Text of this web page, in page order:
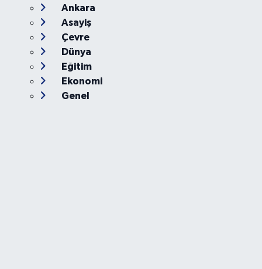
Ankara
Asayiş
Çevre
Dünya
Eğitim
Ekonomi
Genel